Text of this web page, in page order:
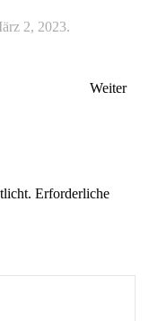
2, 2023.
Weiter
Erforderliche